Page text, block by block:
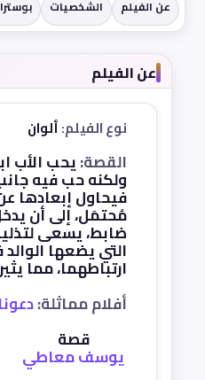
عن الفيلم الشخصيات
عن الفيلم
نوع الفيلم:ألوان
القصة:يحب الأب
ولكنه حب فيه
فيحاول إبعادها
مُحتمَل، إلى أن
ضابط، يسعى
التي يضعها
ارتباطهما، مما
أفلام مماثلة:
قصة
يوسف معاطي